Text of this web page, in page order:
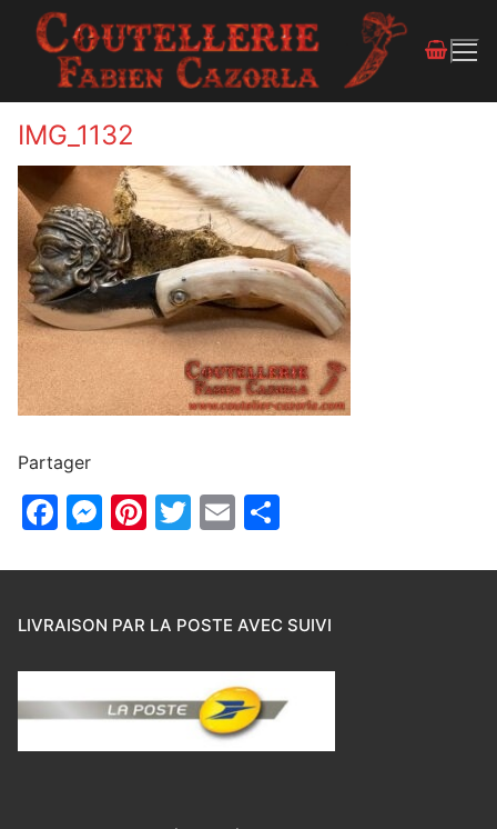
IMG_1132
Partager
Facebook
Messenger
Pinterest
Twitter
Email
LIVRAISON PAR LA POSTE AVEC SUIVI